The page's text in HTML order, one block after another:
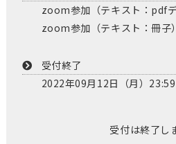
zoom参加（テキスト：pdf
zoom参加（テキスト：冊子
受付終了
2022年09月12日（月）23:59
受付は終了し